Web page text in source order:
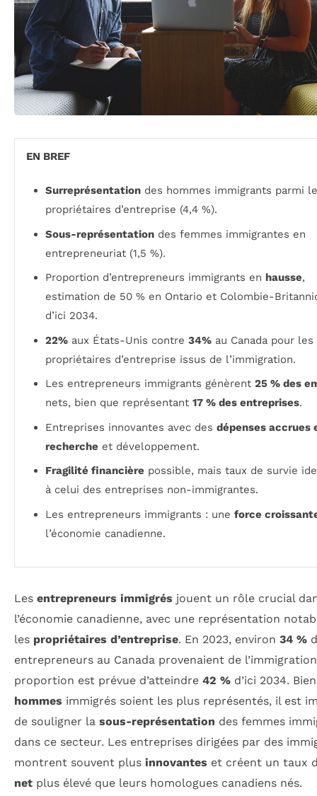
EN BREF
Surreprésentation des hommes immigrants parmi
propriétaires d’entreprise (4,4 %).
Sous-représentation des femmes immigrantes en
entrepreneuriat (1,5 %).
Proportion d’entrepreneurs immigrants en hausse,
estimation de 50 % en Ontario et Colombie-
d’ici 2034.
22% aux États-Unis contre 34% au Canada pour les
propriétaires d’entreprise issus de l’immigration.
Les entrepreneurs immigrants génèrent 25 % des
nets, bien que représentant 17 % des entreprises.
Entreprises innovantes avec des dépenses accrues
recherche et développement.
Fragilité financière possible, mais taux de survie
à celui des entreprises non-immigrantes.
Les entrepreneurs immigrants : une force
l’économie canadienne.
Les entrepreneurs immigrés jouent un rôle crucial
l’économie canadienne, avec une représentation
les propriétaires d’entreprise. En 2023, environ 34 %
entrepreneurs au Canada provenaient de
proportion est prévue d’atteindre 42 % d’ici 2034.
hommes immigrés soient les plus représentés, il est
de souligner la sous-représentation des femmes
dans ce secteur. Les entreprises dirigées par des
montrent souvent plus innovantes et créent un taux
net plus élevé que leurs homologues canadiens nés.